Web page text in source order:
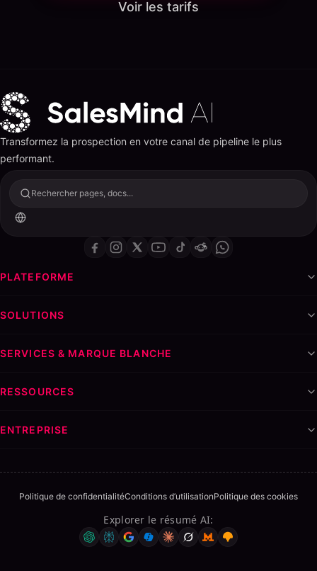
Voir les tarifs
Transformez la prospection en votre canal de pipeline le plus
performant.
Rechercher pages, docs...
PLATEFORME
SOLUTIONS
SERVICES & MARQUE BLANCHE
RESSOURCES
ENTREPRISE
Politique de confidentialitéConditions d’utilisationPolitique des cookies
Explorer le résumé AI: